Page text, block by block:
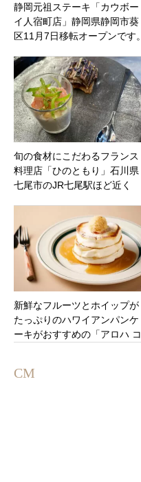
静岡元祖ステーキ「カウボー
イ人宿町店」静岡県静岡市葵
区11月7日移転オープンです。
旬の食材にこだわるフランス
料理店「ひのともり」石川県
七尾市のJR七尾駅ほど近く
新鮮なフルーツとホイップが
たっぷりのハワイアンパンケ
ーキがおすすめの「アロハ コ
プン
CM